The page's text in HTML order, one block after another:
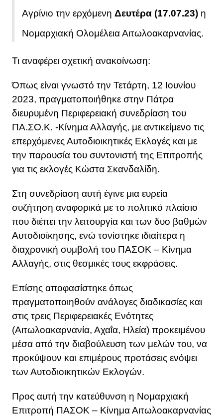
Αγρίνιο την ερχόμενη Δευτέρα (17.07.23) η
Νομαρχιακή Ολομέλεια Αιτωλοακαρνανίας.
Τι αναφέρει σχετική ανακοίνωση:
Όπως είναι γνωστό την Τετάρτη, 12 Ιουνίου
2023, πραγματοποιήθηκε στην Πάτρα
διευρυμένη Περιφερειακή συνεδρίαση του
ΠΑ.ΣΟ.Κ. -Κίνημα Αλλαγής, με αντικείμενο τις
επερχόμενες Αυτοδιοικητικές Εκλογές και με
την παρουσία του συντονιστή της Επιτροπής
για τις εκλογές Κώστα Σκανδαλίδη.
Στη συνεδρίαση αυτή έγινε μια ευρεία
συζήτηση αναφορικά με το πολιτικό πλαίσιο
που διέπει την λειτουργία και των δυο βαθμών
Αυτοδιοίκησης, ενώ τονίστηκε ιδιαίτερα η
διαχρονική συμβολή του ΠΑΣΟΚ – Κίνημα
Αλλαγής, στις θεσμικές τους εκφράσεις.
Επίσης αποφασίστηκε όπως
πραγματοποιηθούν ανάλογες διαδικασίες και
στις τρεις Περιφερειακές Ενότητες
(Αιτωλοακαρνανία, Αχαΐα, Ηλεία) προκειμένου
μέσα από την διαβούλευση των μελών του, να
προκύψουν και επιμέρους προτάσεις ενόψει
των Αυτοδιοικητικών Εκλογών.
Προς αυτή την κατεύθυνση η Νομαρχιακή
Επιτροπή ΠΑΣΟΚ – Κίνημα Αιτωλοακαρνανίας